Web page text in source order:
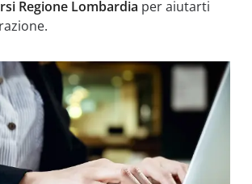
Regione Lombardia per aiutarti